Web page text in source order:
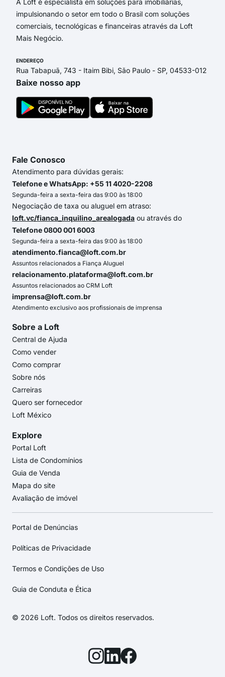
A Loft é especialista em soluções para imobiliárias,
impulsionando o setor em todo o Brasil com soluções
comerciais, tecnológicas e financeiras através da Loft
Mais Negócio.
ENDEREÇO
Rua Tabapuã, 743 - Itaim Bibi, São Paulo - SP, 04533-012
Baixe nosso app
Fale Conosco
Atendimento para dúvidas gerais:
Telefone e WhatsApp: +55 11 4020-2208
Segunda-feira a sexta-feira das 9:00 às 18:00
Negociação de taxa ou aluguel em atraso:
loft.vc/fianca_inquilino_arealogada ou através do
Telefone 0800 001 6003
Segunda-feira a sexta-feira das 9:00 às 18:00
atendimento.fianca@loft.com.br
Assuntos relacionados a Fiança Aluguel
relacionamento.plataforma@loft.com.br
Assuntos relacionados ao CRM Loft
imprensa@loft.com.br
Atendimento exclusivo aos profissionais de imprensa
Sobre a Loft
Central de Ajuda
Como vender
Como comprar
Sobre nós
Carreiras
Quero ser fornecedor
Loft México
Explore
Portal Loft
Lista de Condomínios
Guia de Venda
Mapa do site
Avaliação de imóvel
Portal de Denúncias
Políticas de Privacidade
Termos e Condições de Uso
Guia de Conduta e Ética
© 2026 Loft. Todos os direitos reservados.